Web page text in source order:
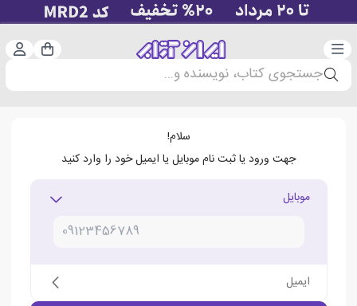
دسته‌بندی سبد
جستجوی کتاب، نویسنده و...
سلام!
جهت ورود یا ثبت نام موبایل یا ایمیل خود را وارد کنید
موبایل
ایمیل